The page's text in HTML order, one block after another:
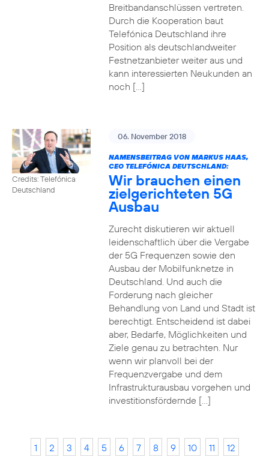
Breitbandanschlüssen vertreten.
Durch die Kooperation baut
Telefónica Deutschland ihre
Position als deutschlandweiter
Festnetzanbieter weiter aus und
kann interessierten Neukunden an
noch […]
Credits: Telefónica
Deutschland
06. November 2018
NAMENSBEITRAG VON MARKUS HAAS,
CEO TELEFÓNICA DEUTSCHLAND:
Wir brauchen einen
zielgerichteten 5G
Ausbau
Zurecht diskutieren wir aktuell
leidenschaftlich über die Vergabe
der 5G Frequenzen sowie den
Ausbau der Mobilfunknetze in
Deutschland. Und auch die
Forderung nach gleicher
Behandlung von Land und Stadt ist
berechtigt. Entscheidend ist dabei
aber, Bedarfe, Möglichkeiten und
Ziele genau zu betrachten. Nur
wenn wir planvoll bei der
Frequenzvergabe und dem
Infrastrukturausbau vorgehen und
investitionsfördernde […]
1 2 3 4 5 6 7 8 9 10 11
12